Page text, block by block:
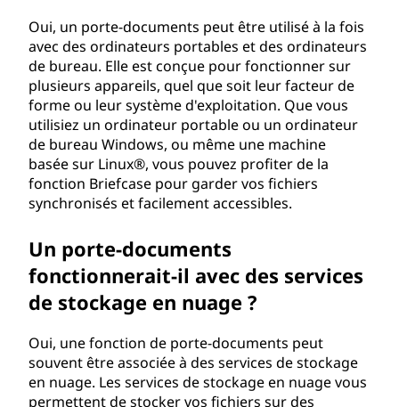
Oui, un porte-documents peut être utilisé à la fois
avec des ordinateurs portables et des ordinateurs
de bureau. Elle est conçue pour fonctionner sur
plusieurs appareils, quel que soit leur facteur de
forme ou leur système d'exploitation. Que vous
utilisiez un ordinateur portable ou un ordinateur
de bureau Windows, ou même une machine
basée sur Linux®, vous pouvez profiter de la
fonction Briefcase pour garder vos fichiers
synchronisés et facilement accessibles.
Un porte-documents
fonctionnerait-il avec des services
de stockage en nuage ?
Oui, une fonction de porte-documents peut
souvent être associée à des services de stockage
en nuage. Les services de stockage en nuage vous
permettent de stocker vos fichiers sur des